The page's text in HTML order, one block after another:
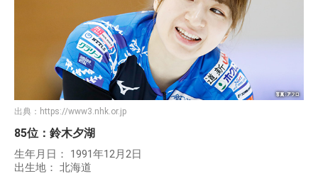
出典： https://www3.nhk.or.jp
85位：鈴木夕湖
生年月日： 1991年12月2日
出生地： 北海道